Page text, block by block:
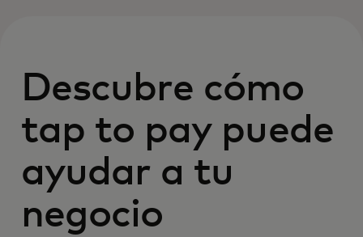
Descubre cómo
tap to pay puede
ayudar a tu
negocio